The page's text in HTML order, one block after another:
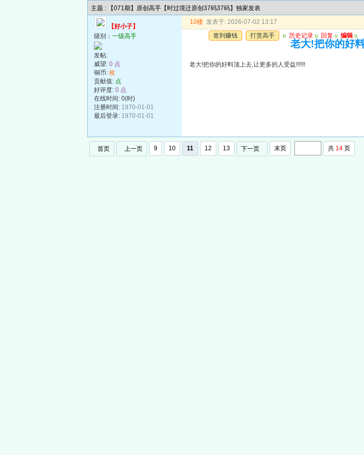
主题 : 【071期】原创高手【时过境迁原创37码37码】独家发表
【好小子】
级别： 一级高手
发帖:
威望: 0 点
铜币: 枚
贡献值: 点
好评度: 0 点
在线时间: 0(时)
注册时间: 1970-01-01
最后登录: 1970-01-01
10楼 发表于: 2026-07-02 13:17
签到赚钱
打赏高手 u 历史记录 u 回复 u 编辑 u
老大!把你的好
老大!把你的好料顶上去,让更多的人受益!!!!!!
首页 上一页 9 10 11 12 13 下一页 末页 共 14 页